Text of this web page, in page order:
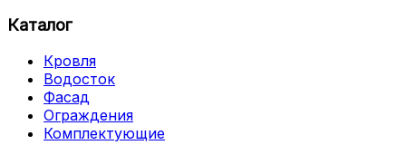
Каталог
Кровля
Водосток
Фасад
Ограждения
Комплектующие